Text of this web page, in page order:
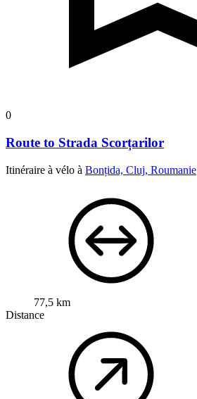
0
Route to Strada Scorțarilor
Itinéraire à vélo à Bonțida, Cluj, Roumanie
77,5 km
Distance